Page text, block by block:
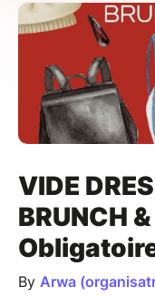
VIDE
BRUNCH
By Arwa